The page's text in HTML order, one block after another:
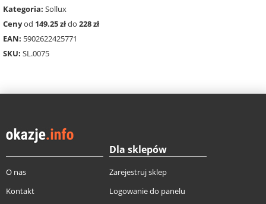
Kategoria: Sollux
Cenyod 149.25 złdo 228 zł
EAN: 5902622425771
SKU: SL.0075
O nas
Kontakt
Dla sklepów
Zarejestruj sklep
Logowanie do panelu